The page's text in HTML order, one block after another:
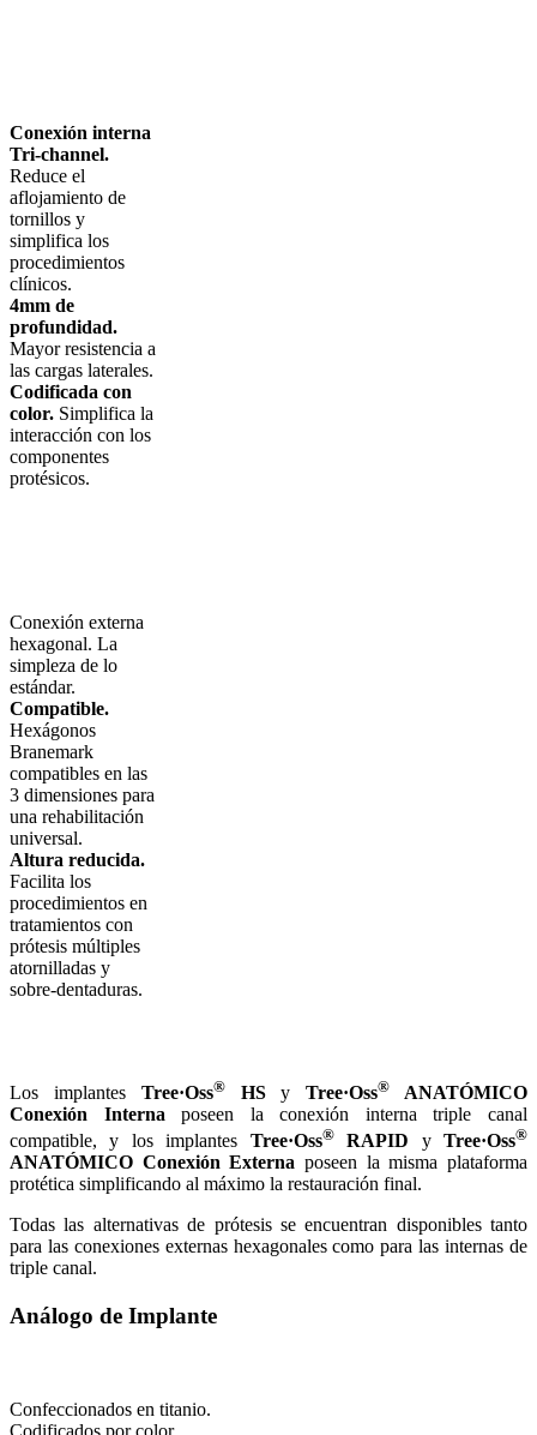
Conexión interna
Tri-channel.
Reduce el
aflojamiento de
tornillos y
simplifica los
procedimientos
clínicos.
4mm de
profundidad.
Mayor resistencia a
las cargas laterales.
Codificada con
color. Simplifica la
interacción con los
componentes
protésicos.
Conexión externa
hexagonal. La
simpleza de lo
estándar.
Compatible.
Hexágonos
Branemark
compatibles en las
3 dimensiones para
una rehabilitación
universal.
Altura reducida.
Facilita los
procedimientos en
tratamientos con
prótesis múltiples
atornilladas y
sobre-dentaduras.
Los implantes Tree·Oss®HSyTree·Oss® ANATÓMICO
Conexión Interna poseen la conexión interna triple canal
compatible, y los implantes Tree·Oss®RAPID yTree·Oss®
ANATÓMICO Conexión Externa poseen la misma plataforma
protética simplificando al máximo la restauración final.
Todas las alternativas de prótesis se encuentran disponibles tanto
para las conexiones externas hexagonales como para las internas de
triple canal.
Análogo de Implante
Confeccionados en titanio.